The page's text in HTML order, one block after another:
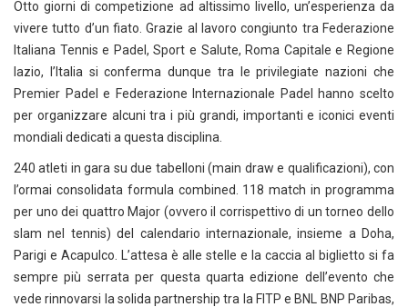
Otto giorni di competizione ad altissimo livello, un’esperienza da
vivere tutto d’un fiato. Grazie al lavoro congiunto tra Federazione
Italiana Tennis e Padel, Sport e Salute, Roma Capitale e Regione
lazio, l’Italia si conferma dunque tra le privilegiate nazioni che
Premier Padel e Federazione Internazionale Padel hanno scelto
per organizzare alcuni tra i più grandi, importanti e iconici eventi
mondiali dedicati a questa disciplina.
240 atleti in gara su due tabelloni (main draw e qualificazioni), con
l’ormai consolidata formula combined. 118 match in programma
per uno dei quattro Major (ovvero il corrispettivo di un torneo dello
slam nel tennis) del calendario internazionale, insieme a Doha,
Parigi e Acapulco. L’attesa è alle stelle e la caccia al biglietto si fa
sempre più serrata per questa quarta edizione dell’evento che
vede rinnovarsi la solida partnership tra la FITP e BNL BNP Paribas,